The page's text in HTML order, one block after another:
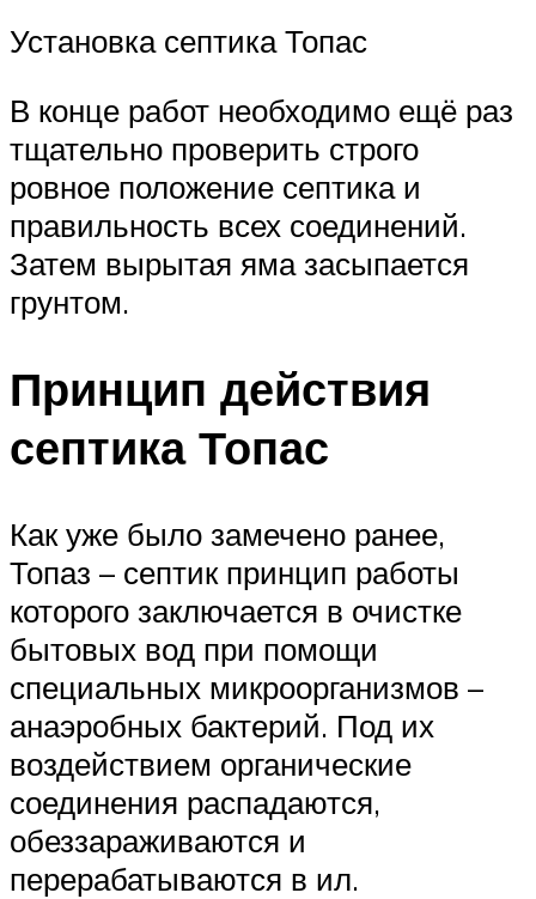
Установка септика Топас
В конце работ необходимо ещё раз
тщательно проверить строго
ровное положение септика и
правильность всех соединений.
Затем вырытая яма засыпается
грунтом.
Принцип действия
септика Топас
Как уже было замечено ранее,
Топаз – септик принцип работы
которого заключается в очистке
бытовых вод при помощи
специальных микроорганизмов –
анаэробных бактерий. Под их
воздействием органические
соединения распадаются,
обеззараживаются и
перерабатываются в ил.